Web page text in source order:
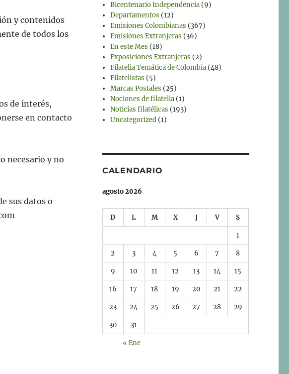
y contenidos
de todos los
de interés,
en contacto
necesario y no
sus datos o
Bicentenario Independencia (9)
Departamentos (12)
Emisiones Colombianas (367)
Emisiones Extranjeras (36)
En este Mes (18)
Exposiciones Extranjeras (2)
Filatelia Temática de Colombia (48)
Filatelistas (5)
Marcas Postales (25)
Nociones de filatelia (1)
Noticias filatélicas (193)
Uncategorized (1)
CALENDARIO
agosto 2026
D L M X J V S
1
2 3 4 5 6 7 8
9 10 11 12 13 14 15
16 17 18 19 20 21 22
23 24 25 26 27 28 29
30 31
« Ene